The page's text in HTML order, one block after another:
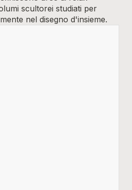
scultorei studiati per
nel disegno d'insieme.